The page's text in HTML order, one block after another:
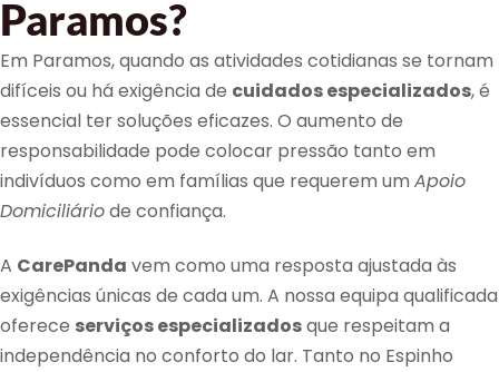
Paramos?
Em Paramos, quando as atividades cotidianas se tornam
difíceis ou há exigência de cuidados especializados, é
essencial ter soluções eficazes. O aumento de
responsabilidade pode colocar pressão tanto em
indivíduos como em famílias que requerem um Apoio
Domiciliáriode confiança.
A CarePanda vem como uma resposta ajustada às
exigências únicas de cada um. A nossa equipa qualificada
oferece serviços especializadosque respeitam a
independência no conforto do lar. Tanto no Espinho